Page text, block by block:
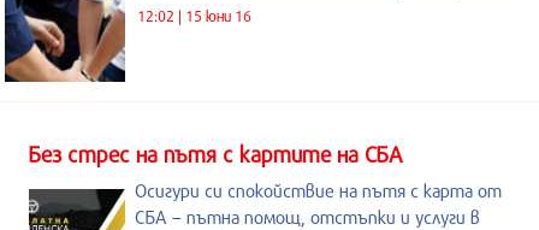
12:02 | 15 юни 16
Без стрес на пътя с картите на СБА
Осигури си спокойствие на пътя с карта от
СБА – пътна помощ, отстъпки и услуги в